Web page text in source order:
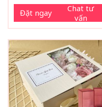
Đặt ngay
Chat tư
vấn